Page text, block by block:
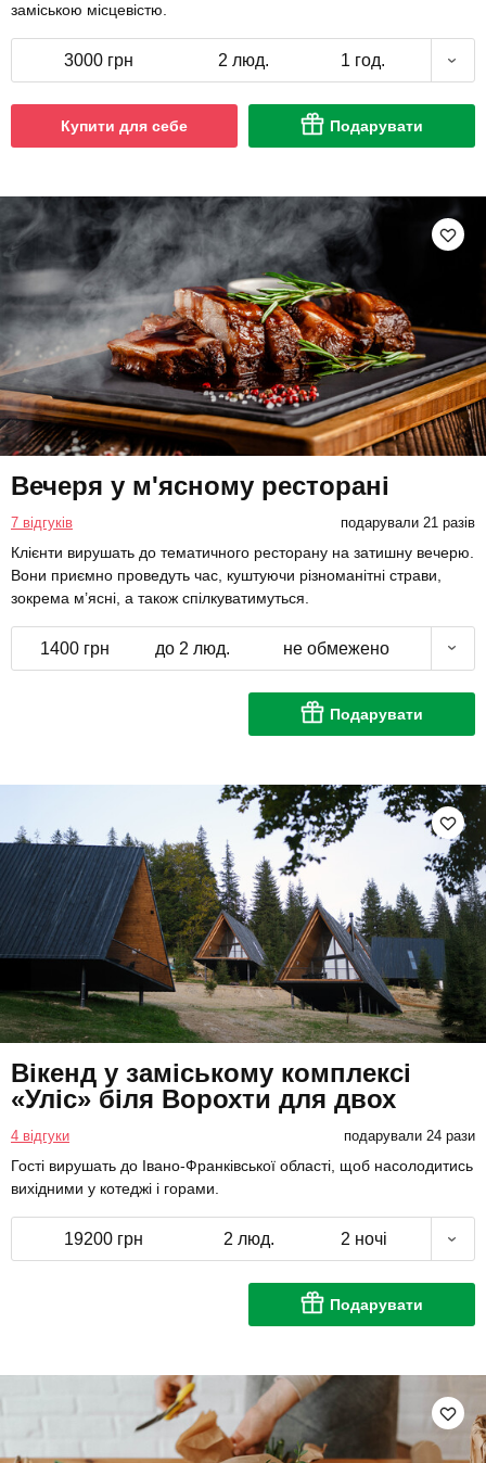
заміською місцевістю.
3000 грн 2 люд. 1 год.
Купити для себе Подарувати
Вечеря у м'ясному ресторані
7 відгуків подарували 21 разів
Клієнти вирушать до тематичного ресторану на затишну вечерю.
Вони приємно проведуть час, куштуючи різноманітні страви,
зокрема м’ясні, а також спілкуватимуться.
1400 грн до 2 люд. не обмежено
Подарувати
Вікенд у заміському комплексі
«Уліс» біля Ворохти для двох
4 відгуки подарували 24 рази
Гості вирушать до Івано-Франківської області, щоб насолодитись
вихідними у котеджі і горами.
19200 грн 2 люд. 2 ночі
Подарувати